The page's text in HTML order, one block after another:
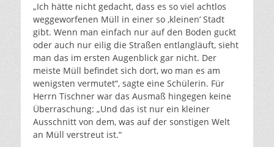
„Ich hätte nicht gedacht, dass es so viel achtlos
weggeworfenen Müll in einer so ‚kleinen’ Stadt
gibt. Wenn man einfach nur auf den Boden guckt
oder auch nur eilig die Straßen entlangläuft, sieht
man das im ersten Augenblick gar nicht. Der
meiste Müll befindet sich dort, wo man es am
wenigsten vermutet“, sagte eine Schülerin. Für
Herrn Tischner war das Ausmaß hingegen keine
Überraschung: „Und das ist nur ein kleiner
Ausschnitt von dem, was auf der sonstigen Welt
an Müll verstreut ist.“